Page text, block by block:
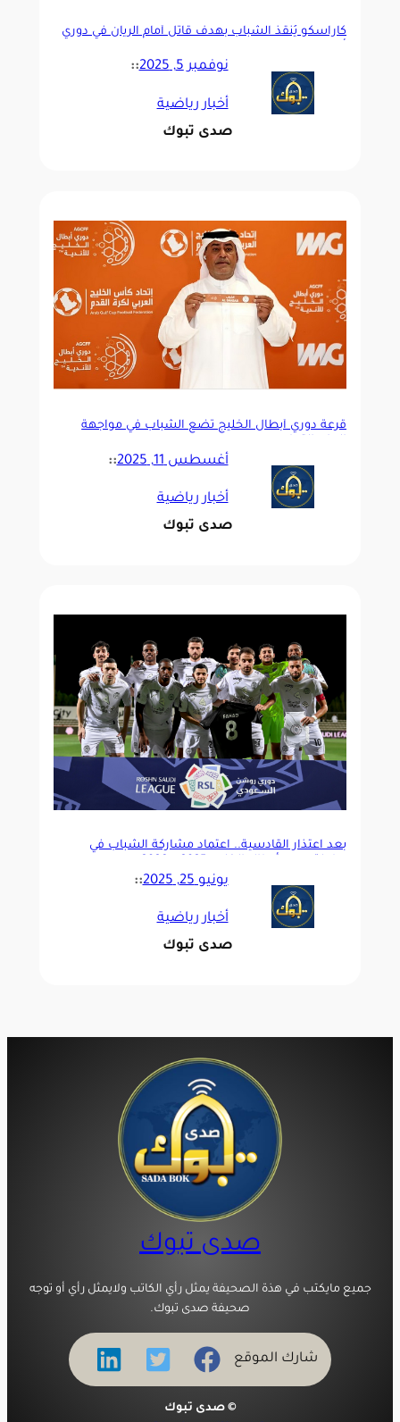
كاراسكو يُنقذ الشباب بهدف قاتل أمام الريان في دوري
نوفمبر 5, 2025 ::
أخبار رياضية
صدى تبوك
قرعة دوري أبطال الخليج تضع الشباب في مواجهة
أغسطس 11, 2025 ::
أخبار رياضية
صدى تبوك
بعد اعتذار القادسية.. اعتماد مشاركة الشباب في
يونيو 25, 2025 ::
أخبار رياضية
صدى تبوك
صدى تبوك
جميع مايكتب في هذة الصحيفة يمثل رأي الكاتب ولايمثل رأي أو توجه
صحيفة صدى تبوك.
شارك الموقع
© صدى تبوك